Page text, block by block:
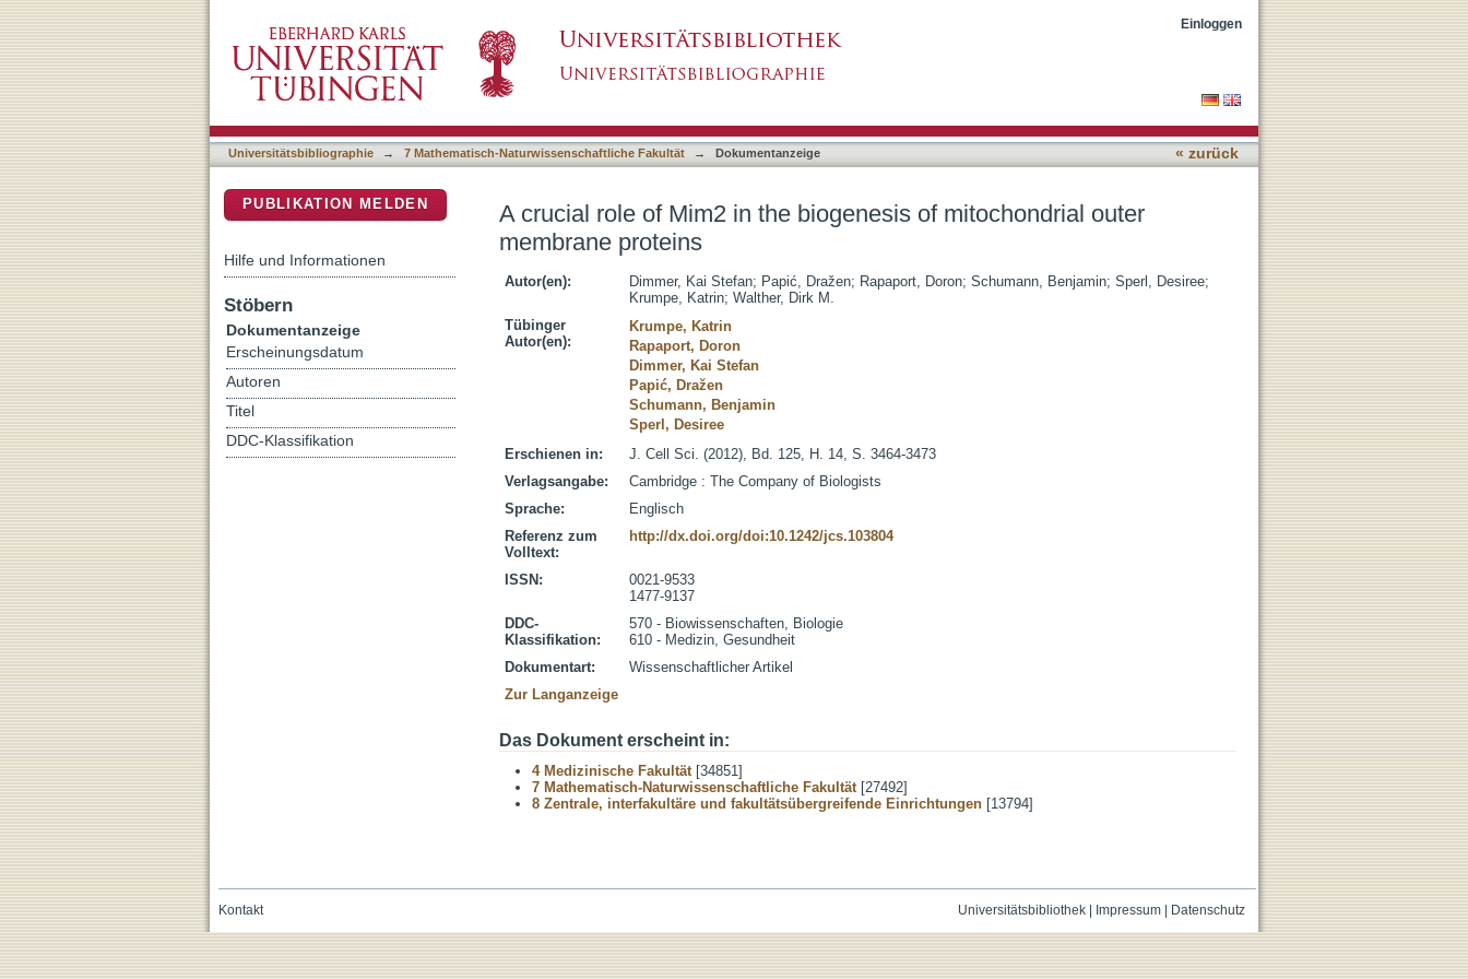
Einloggen
Universitätsbibliographie → 7 Mathematisch-Naturwissenschaftliche Fakultät → Dokumentanzeige « zurück
A crucial role of Mim2 in the biogenesis of mitochondrial outer
membrane proteins
Autor(en): Dimmer, Kai Stefan; Papić, Dražen; Rapaport, Doron; Schumann, Benjamin; Sperl, Desiree;
Krumpe, Katrin; Walther, Dirk M.
Tübinger
Autor(en):
Krumpe, Katrin
Rapaport, Doron
Dimmer, Kai Stefan
Papić, Dražen
Schumann, Benjamin
Sperl, Desiree
Erschienen in:
J. Cell Sci. (2012), Bd. 125, H. 14, S. 3464-3473
Verlagsangabe:
Cambridge : The Company of Biologists
Sprache:
Englisch
Referenz zum
Volltext:
http://dx.doi.org/doi:10.1242/jcs.103804
ISSN:
0021-9533
1477-9137
DDC-
Klassifikation:
570 - Biowissenschaften, Biologie
610 - Medizin, Gesundheit
Dokumentart:
Wissenschaftlicher Artikel
Zur Langanzeige
Das Dokument erscheint in:
4 Medizinische Fakultät[34851]
7 Mathematisch-Naturwissenschaftliche Fakultät[27492]
8 Zentrale, interfakultäre und fakultätsübergreifende Einrichtungen [13794]
PUBLIKATION MELDEN
Hilfe und Informationen
Stöbern
Dokumentanzeige
Erscheinungsdatum
Autoren
Titel
DDC-Klassifikation
Universitätsbibliothek| Impressum| Datenschutz
Kontakt